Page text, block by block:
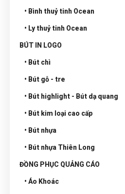
• Bình thuỷ tinh Ocean
• Ly thuỷ tinh Ocean
BÚT IN LOGO
• Bút chì
• Bút gỗ - tre
• Bút highlight - Bút dạ quang
• Bút kim loại cao cấp
• Bút nhựa
• Bút nhựa Thiên Long
ĐỒNG PHỤC QUẢNG CÁO
• Áo Khoác